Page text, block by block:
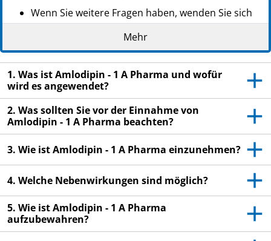
Wenn Sie weitere Fragen haben, wenden Sie sich
an Ihren Arzt oder Apotheker.
Dieses Arzneimittel wurde Ihnen persönlich
verschrieben. Geben Sie es nicht an Dritte weiter.
Es kann anderen Menschen schaden, auch wenn
diese die gleichen Beschwerden haben wie Sie.
Wenn Sie Nebenwirkungen bemerken, wenden Sie
sich an Ihren Arzt oder Apotheker. Dies gilt auch
Packungsbeilage angegeben sind. Siehe Abschnitt
Mehr
1. Was ist Amlodipin - 1 A Pharma und wofür
wird es angewendet?
2. Was sollten Sie vor der Einnahme von
Amlodipin - 1 A Pharma beachten?
3. Wie ist Amlodipin - 1 A Pharma einzunehmen?
4. Welche Nebenwirkungen sind möglich?
5. Wie ist Amlodipin - 1 A Pharma
aufzubewahren?